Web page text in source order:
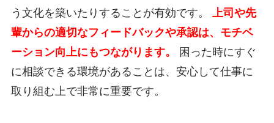
う文化を築いたりすることが有効です。
上司や先
輩からの適切なフィードバックや承認は、モチベ
ーション向上にもつながります。
困った時にすぐ
に相談できる環境があることは、安心して仕事に
取り組む上で非常に重要です。